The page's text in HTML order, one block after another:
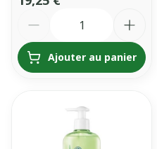
Ajouter au panier